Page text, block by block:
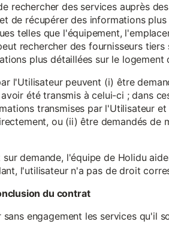
rechercher des services auprès
de récupérer des informations
telles que l'équipement,
rechercher des fournisseurs
plus détaillées sur le logement
l'Utilisateur peuvent (i) être
été transmis à celui-ci ; dans
transmises par l'Utilisateur
ou (ii) être demandés de
demande, l'équipe de Holidu
l'utilisateur n'a pas de droit
du contrat
engagement les services qu'il